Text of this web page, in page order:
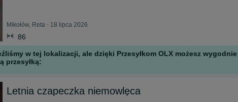
Mikołów, Reta - 18 lipca 2026
86
w tej lokalizacji, ale dzięki Przesyłkom OLX możesz
przesyłką:
Letnia czapeczka niemowlęca